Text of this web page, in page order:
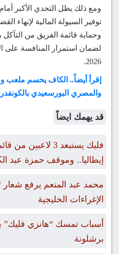
ومع ذلك يظل التحدي الأكبر
توفير السيولة المالية لإنهاء
وحماية قائمة الفريق من
لضمان استمرار المنافسة على
2026.
إقرأ أيضاً.. الكاف يحسم ملعب
والمصري البورسعيدي
قد يهمك ايضاً
فليك يستبعد 3
إيطاليا.. وموقف حمزة عبد
محمد عبد المنعم يرفع شعار
الإغراءات الخليجية
أسباب تمسك “هانزي
برشلونة